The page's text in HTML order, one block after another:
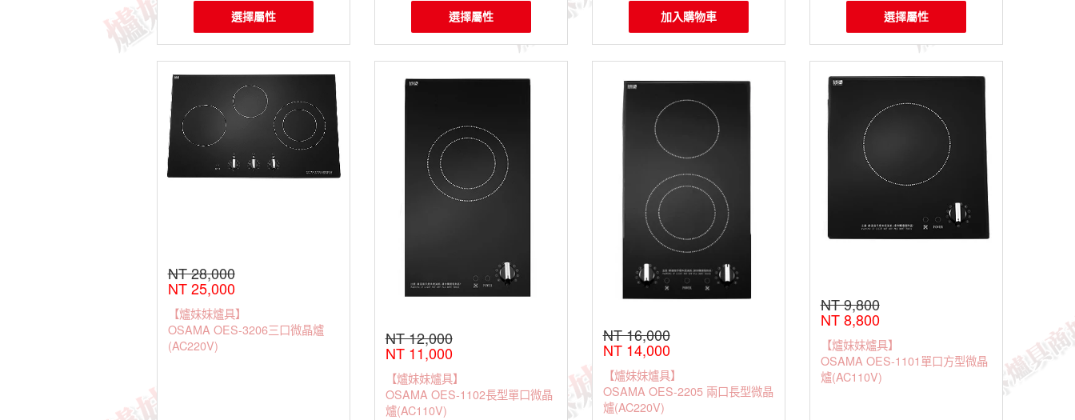
選擇屬性 選擇屬性 加入購物車 選擇屬性
NT 28,000
NT 25,000
【爐妹妹爐具】
OSAMA OES-3206三口微晶爐
(AC220V)
NT 12,000
NT 11,000
【爐妹妹爐具】
OSAMA OES-1102長型單口微晶
爐(AC110V)
NT 16,000
NT 14,000
【爐妹妹爐具】
OSAMA OES-2205 兩口長型微晶
爐(AC220V)
NT 9,800
NT 8,800
【爐妹妹爐具】
OSAMA OES-1101單口方型微晶
爐(AC110V)